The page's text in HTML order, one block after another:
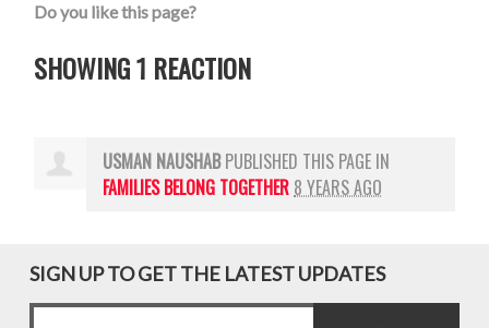
Do you like this page?
SHOWING 1 REACTION
USMAN NAUSHABPUBLISHED THIS PAGE IN
FAMILIES BELONG TOGETHER 8 YEARS AGO
SIGN UP TO GET THE LATEST UPDATES